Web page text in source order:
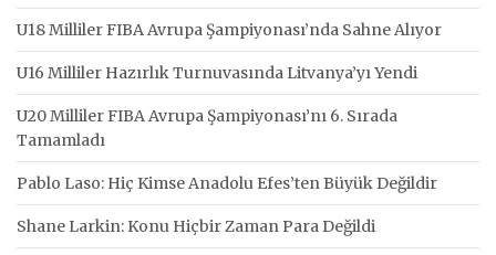
U18 Milliler FIBA Avrupa Şampiyonası’nda Sahne Alıyor
U16 Milliler Hazırlık Turnuvasında Litvanya’yı Yendi
U20 Milliler FIBA Avrupa Şampiyonası’nı 6. Sırada
Tamamladı
Pablo Laso: Hiç Kimse Anadolu Efes’ten Büyük Değildir
Shane Larkin: Konu Hiçbir Zaman Para Değildi